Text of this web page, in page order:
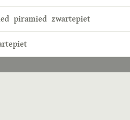
piramied zwartepiet